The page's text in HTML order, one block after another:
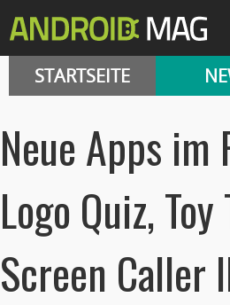
STARTSEITE
Neue Apps
Logo Quiz,
Screen Caller